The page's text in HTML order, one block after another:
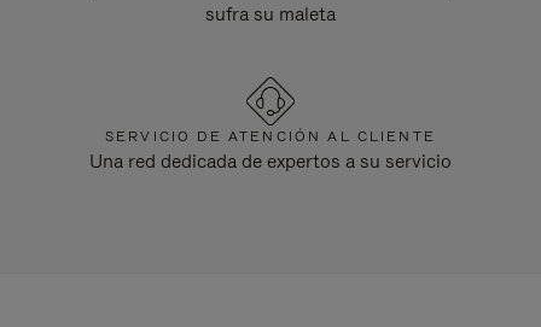
sufra su maleta
SERVICIO DE ATENCIÓN AL CLIENTE
Una red dedicada de expertos a su servicio